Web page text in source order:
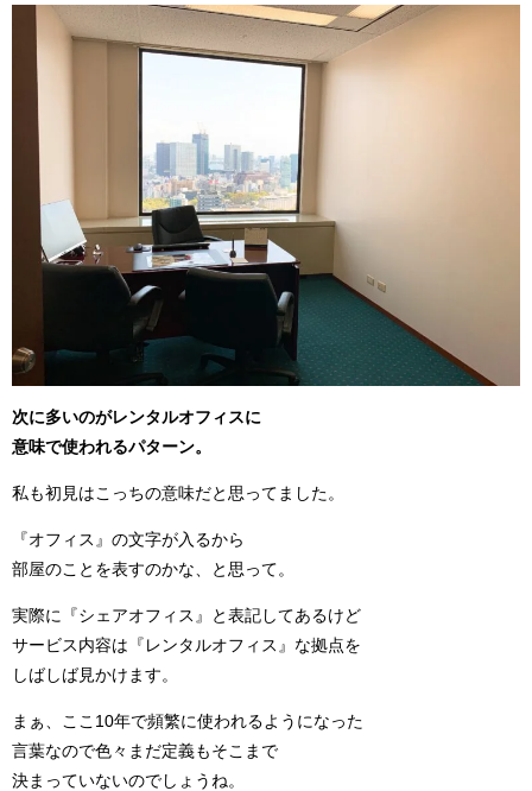
次に多いのがレンタルオフィスに
意味で使われるパターン。
私も初見はこっちの意味だと思ってました。
『オフィス』の文字が入るから
部屋のことを表すのかな、と思って。
実際に『シェアオフィス』と表記してあるけど
サービス内容は『レンタルオフィス』な拠点を
しばしば見かけます。
まぁ、ここ10年で頻繁に使われるようになった
言葉なので色々まだ定義もそこまで
決まっていないのでしょうね。